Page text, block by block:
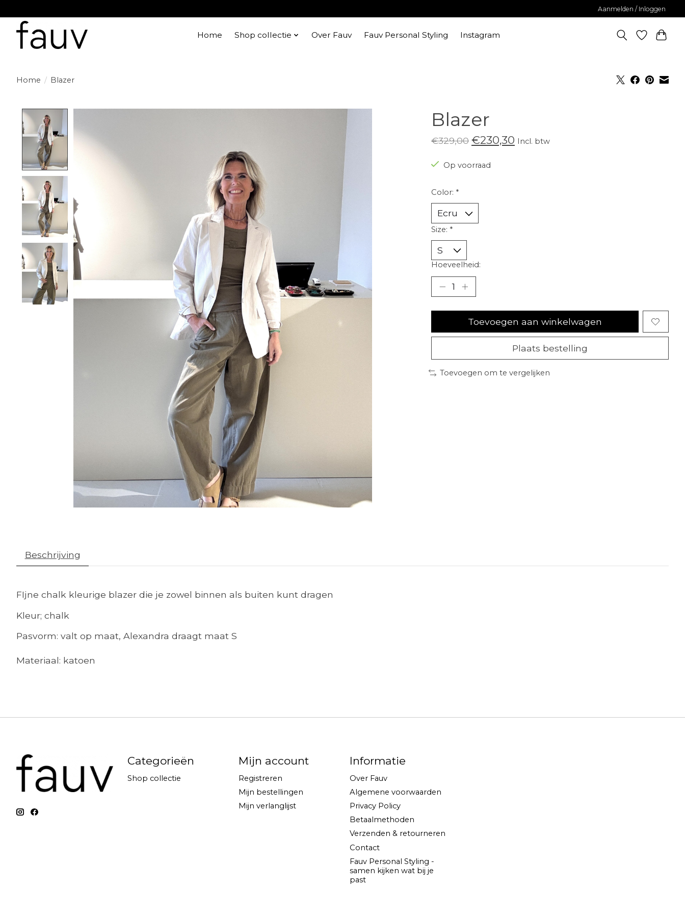
Aanmelden / Inloggen
Home Shop collectie Over Fauv Fauv Personal Styling Instagram
Home / Blazer
Blazer
€329,00 €230,30 Incl. btw
Op voorraad
Color: *
Size: *
Hoeveelheid:
Toevoegen aan winkelwagen
Plaats bestelling
Toevoegen om te vergelijken
Beschrijving
FIjne chalk kleurige blazer die je zowel binnen als buiten kunt dragen
Kleur; chalk
Pasvorm: valt op maat, Alexandra draagt maat S
Materiaal: katoen
Categorieën
Shop collectie
Mijn account
Registreren
Mijn bestellingen
Mijn verlanglijst
Informatie
Over Fauv
Algemene voorwaarden
Privacy Policy
Betaalmethoden
Verzenden & retourneren
Contact
Fauv Personal Styling -
samen kijken wat bij je
past